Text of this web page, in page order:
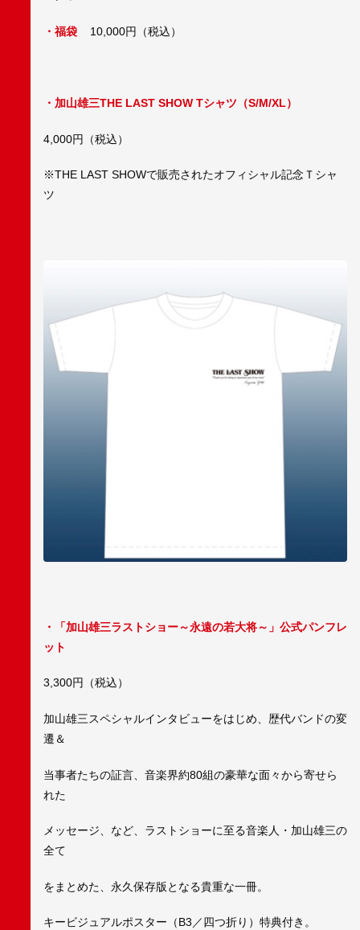
・福袋 10,000円（税込）
・加山雄三THE LAST SHOW Tシャツ（S/M/XL）
4,000円（税込）
※THE LAST SHOWで販売されたオフィシャル記念Ｔシャ
ツ
・「加山雄三ラストショー～永遠の若大将～」公式パンフレ
ット
3,300円（税込）
加山雄三スペシャルインタビューをはじめ、歴代バンドの変
遷＆
当事者たちの証言、音楽界約80組の豪華な面々から寄せら
れた
メッセージ、など、ラストショーに至る音楽人・加山雄三の
全て
をまとめた、永久保存版となる貴重な一冊。
キービジュアルポスター（B3／四つ折り）特典付き。